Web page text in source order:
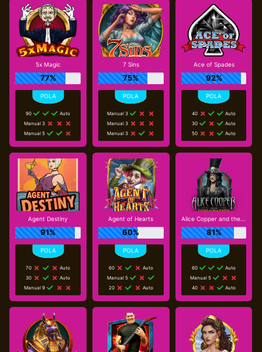
5x Magic
77%
90
Auto
Manual 3
Manual 5
7 Sins
75%
Manual 3
Manual 3
Manual 3
Ace of Spades
92%
40
Auto
30
Auto
50
Auto
Agent Destiny
91%
70
Auto
30
Auto
Manual 9
Agent of Hearts
60%
60
Auto
Manual 5
20
Auto
Alice Copper and the Tome of Madness
81%
60
Auto
Manual 5
40
Auto